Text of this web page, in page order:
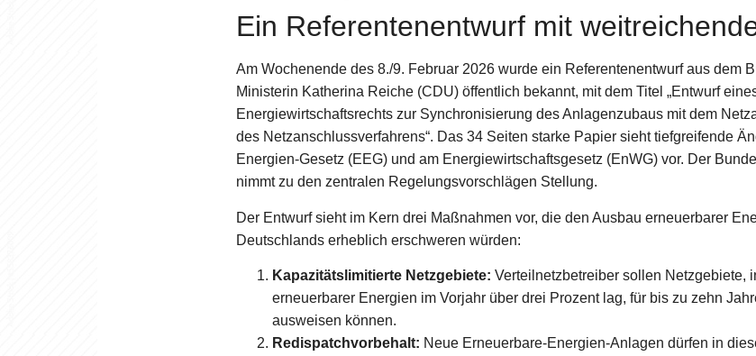
Ein Referentenentwurf mit
Am Wochenende des 8./9. Februar 2026 wurde ein Referentenentwurf aus dem
Ministerin Katherina Reiche (CDU) öffentlich bekannt, mit dem Titel „Entwurf
Energiewirtschaftsrechts zur Synchronisierung des Anlagenzubaus mit dem
des Netzanschlussverfahrens“. Das 34 Seiten starke Papier sieht tiefgreifende
Energien-Gesetz (EEG) und am Energiewirtschaftsgesetz (EnWG) vor. Der
nimmt zu den zentralen Regelungsvorschlägen Stellung.
Der Entwurf sieht im Kern drei Maßnahmen vor, die den Ausbau erneuerbarer
Deutschlands erheblich erschweren würden:
Kapazitätslimitierte Netzgebiete: Verteilnetzbetreiber sollen Netzgebiete,
erneuerbarer Energien im Vorjahr über drei Prozent lag, für bis zu zehn
ausweisen können.
Redispatchvorbehalt: Neue Erneuerbare-Energien-Anlagen dürfen in